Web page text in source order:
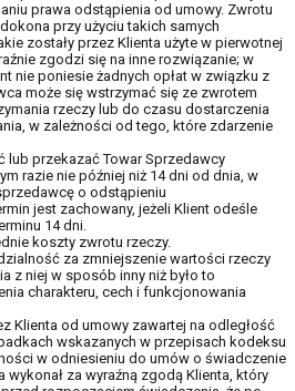
prawa odstąpienia od umowy. Zwrotu
przy użyciu takich samych
zostały przez Klienta użyte w pierwotnej
zgodzi się na inne rozwiązanie; w
nie poniesie żadnych opłat w związku z
może się wstrzymać się ze zwrotem
rzeczy lub do czasu dostarczenia
w zależności od tego, które zdarzenie
lub przekazać Towar Sprzedawcy
razie nie później niż 14 dni od dnia, w
o odstąpieniu
jest zachowany, jeżeli Klient odeśle
14 dni.
koszty zwrotu rzeczy.
za zmniejszenie wartości rzeczy
z niej w sposób inny niż było to
charakteru, cech i funkcjonowania
Klienta od umowy zawartej na odległość
wskazanych w przepisach kodeksu
w odniesieniu do umów o świadczenie
wykonał za wyraźną zgodą Klienta, który